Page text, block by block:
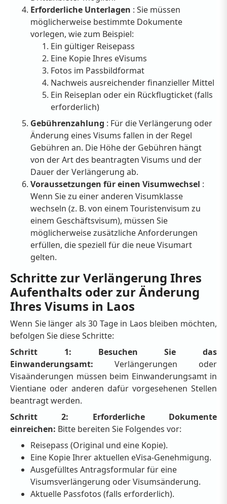
Erforderliche Unterlagen : Sie müssen
möglicherweise bestimmte Dokumente
vorlegen, wie zum Beispiel:
Ein gültiger Reisepass
Eine Kopie Ihres eVisums
Fotos im Passbildformat
Nachweis ausreichender finanzieller Mittel
Ein Reiseplan oder ein Rückflugticket (falls
erforderlich)
Gebührenzahlung : Für die Verlängerung oder
Änderung eines Visums fallen in der Regel
Gebühren an. Die Höhe der Gebühren hängt
von der Art des beantragten Visums und der
Dauer der Verlängerung ab.
Voraussetzungen für einen Visumwechsel :
Wenn Sie zu einer anderen Visumklasse
wechseln (z. B. von einem Touristenvisum zu
einem Geschäftsvisum), müssen Sie
möglicherweise zusätzliche Anforderungen
erfüllen, die speziell für die neue Visumart
gelten.
Schritte zur Verlängerung Ihres
Aufenthalts oder zur Änderung
Ihres Visums in Laos
Wenn Sie länger als 30 Tage in Laos bleiben möchten,
befolgen Sie diese Schritte:
Schritt 1: Besuchen Sie das
Einwanderungsamt: Verlängerungen oder
Visaänderungen müssen beim Einwanderungsamt in
Vientiane oder anderen dafür vorgesehenen Stellen
beantragt werden.
Schritt 2: Erforderliche Dokumente
einreichen: Bitte bereiten Sie Folgendes vor:
Reisepass (Original und eine Kopie).
Eine Kopie Ihrer aktuellen eVisa-Genehmigung.
Ausgefülltes Antragsformular für eine
Visumsverlängerung oder Visumsänderung.
Aktuelle Passfotos (falls erforderlich).